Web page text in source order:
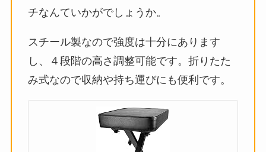
チなんていかがでしょうか。
スチール製なので強度は十分にあります
し、４段階の高さ調整可能です。折りたた
み式なので収納や持ち運びにも便利です。